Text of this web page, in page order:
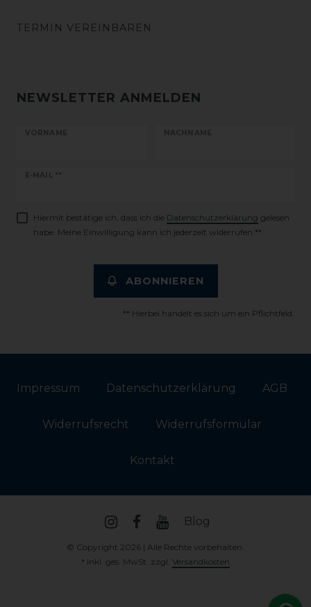
TERMIN VEREINBAREN
NEWSLETTER ANMELDEN
VORNAME NACHNAME
E-MAIL **
Newsletter
Hiermit bestätige ich, dass ich die Daten­schutz­erklärung gelesen
habe. Meine Einwilligung kann ich jederzeit widerrufen.**
ABONNIEREN
** Hierbei handelt es sich um ein Pflichtfeld.
Impressum Daten­schutz­erklärung AGB
Widerrufs­recht Widerrufs­formular
Kontakt
Blog
© Copyright 2026 | Alle Rechte vorbehalten.
* inkl. ges. MwSt. zzgl. Versandkosten